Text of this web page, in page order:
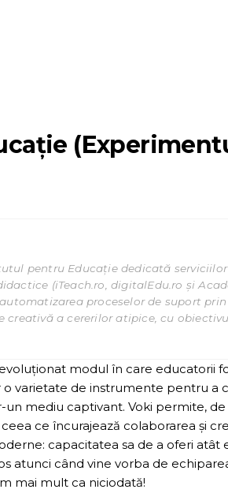
pentru Educație dedicată
(iTeach.ro, digitalEdu.ro și
proceselor de suport
creativă a cererilor atipice, cu
modul în care educatorii
varietate de instrumente pentru a
mediu captivant. Voki permite, de
ce încurajează colaborarea și
capacitatea sa de a oferi atât
atunci când vine vorba de
mai mult ca niciodată!